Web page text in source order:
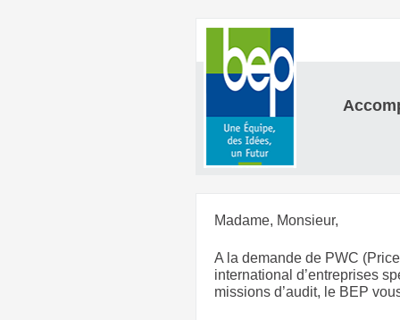
Madame, Monsieur,
A la demande de PWC
international d’entreprises
missions d’audit, le BEP